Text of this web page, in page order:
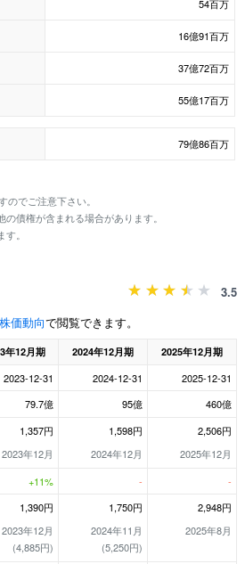
54百万
16億91百万
37億72百万
55億17百万
79億86百万
でご注意下さい。
債権が含まれる場合があります。
。
3.5
価動向で閲覧できます。
年12月期 2024年12月期
2025年12月期
2023-12-31 2024-12-31 2025-12-31
79.7億 95億 460億
1,357円
2023年12月
1,598円
2024年12月
2,506円
2025年12月
+11% - -
1,390円
2023年12月
(4,885円)
1,750円
2024年11月
(5,250円)
2,948円
2025年8月